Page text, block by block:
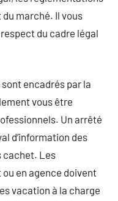
du marché. Il vous
du cadre légal
encadrés par la
vous être
Un arrêté
d’information des
cachet. Les
en agence doivent
vacation à la charge